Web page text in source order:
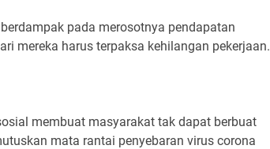
pada merosotnya pendapatan
mereka harus terpaksa kehilangan pekerjaan.
membuat masyarakat tak dapat berbuat
mata rantai penyebaran virus corona